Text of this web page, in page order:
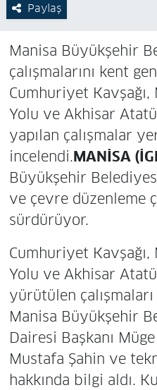
Paylaş
Manisa Büyükşehir
çalışmalarını kent
Cumhuriyet
Yolu ve Akhisar
yapılan çalışmalar
incelendi.MANİSA
Büyükşehir
ve çevre düzenleme
sürdürüyor.
Cumhuriyet
Yolu ve Akhisar
yürütülen
Manisa Büyükşehir
Dairesi Başkanı
Mustafa Şahin ve
hakkında bilgi aldı.